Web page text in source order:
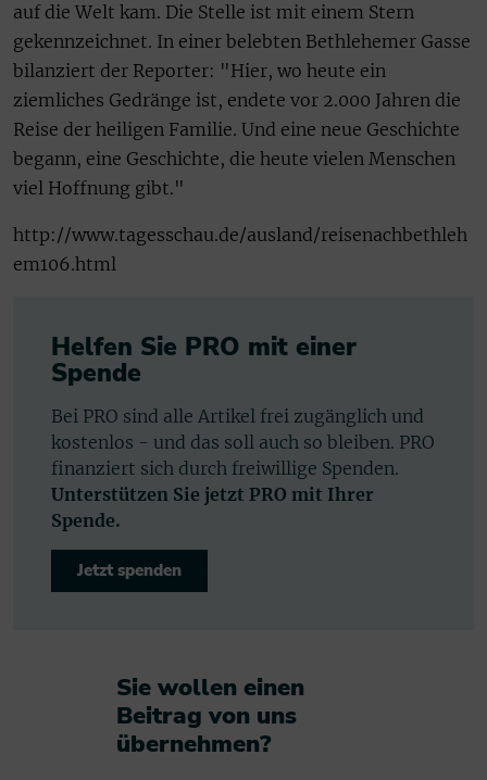
auf die Welt kam. Die Stelle ist mit einem Stern
gekennzeichnet. In einer belebten Bethlehemer Gasse
bilanziert der Reporter: "Hier, wo heute ein
ziemliches Gedränge ist, endete vor 2.000 Jahren die
Reise der heiligen Familie. Und eine neue Geschichte
begann, eine Geschichte, die heute vielen Menschen
viel Hoffnung gibt."
http://www.tagesschau.de/ausland/reisenachbethleh
em106.html
Helfen Sie PRO mit einer
Spende
Bei PRO sind alle Artikel frei zugänglich und
kostenlos - und das soll auch so bleiben. PRO
finanziert sich durch freiwillige Spenden.
Unterstützen Sie jetzt PRO mit Ihrer
Spende.
Jetzt spenden
Sie wollen einen
Beitrag von uns
übernehmen?​